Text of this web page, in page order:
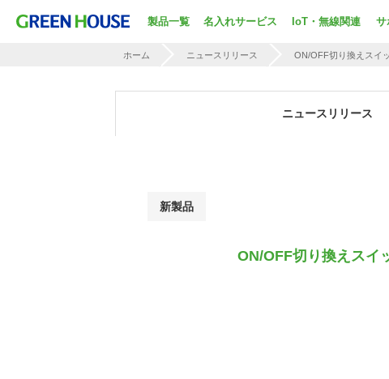
製品一覧 名入れサービス IoT・無線関連 サ
ホーム ニュースリリース ON/OFF切り換えスイ
ニュースリリース
新製品
ON/OFF切り換えスイ